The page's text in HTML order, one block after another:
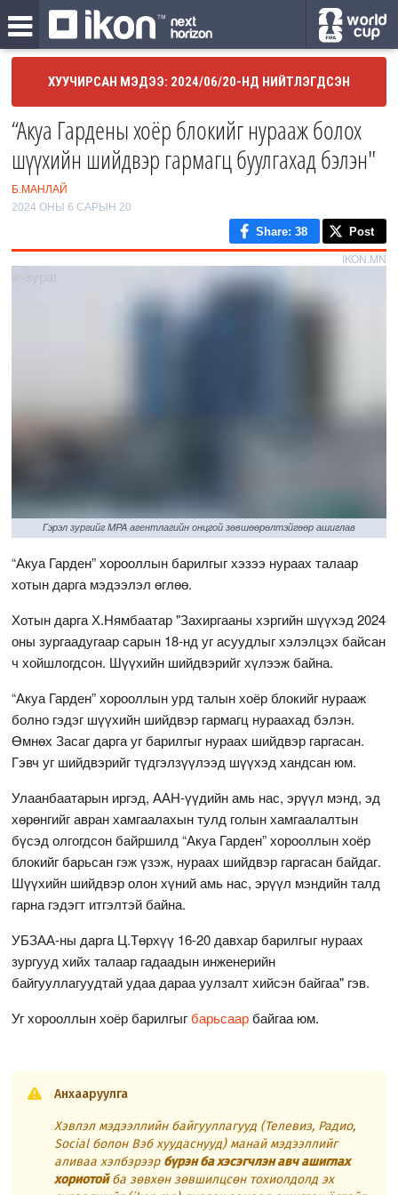
ХУУЧИРСАН МЭДЭЭ: 2024/06/20-НД НИЙТЛЭГДСЭН
“Акуа Гардены хоёр блокийг нурааж болох
шүүхийн шийдвэр гармагц буулгахад бэлэн"
Б.МАНЛАЙ
2024 ОНЫ 6 САРЫН 20
Share: 38 Post
IKON.MN
Гэрэл зургийг MPA агентлагийн онцгой зөвшөөрөлтэйгөөр ашиглав
“Акуа Гарден” хорооллын барилгыг хэзээ нураах талаар
хотын дарга мэдээлэл өглөө.
Хотын дарга Х.Нямбаатар "Захиргааны хэргийн шүүхэд 2024
оны зургаадугаар сарын 18-нд уг асуудлыг хэлэлцэх байсан
ч хойшлогдсон. Шүүхийн шийдвэрийг хүлээж байна.
“Акуа Гарден” хорооллын урд талын хоёр блокийг нурааж
болно гэдэг шүүхийн шийдвэр гармагц нураахад бэлэн.
Өмнөх Засаг дарга уг барилгыг нураах шийдвэр гаргасан.
Гэвч уг шийдвэрийг түдгэлзүүлээд шүүхэд хандсан юм.
Улаанбаатарын иргэд, ААН-үүдийн амь нас, эрүүл мэнд, эд
хөрөнгийг авран хамгаалахын тулд голын хамгаалалтын
бүсэд олгогдсон байршилд “Акуа Гарден” хорооллын хоёр
блокийг барьсан гэж үзэж, нураах шийдвэр гаргасан байдаг.
Шүүхийн шийдвэр олон хүний амь нас, эрүүл мэндийн талд
гарна гэдэгт итгэлтэй байна.
УБЗАА-ны дарга Ц.Төрхүү 16-20 давхар барилгыг нураах
зургууд хийх талаар гадаадын инженерийн
байгууллагуудтай удаа дараа уулзалт хийсэн байгаа" гэв.
Уг хорооллын хоёр барилгыгбарьсаарбайгаа юм.
Анхааруулга
Хэвлэл мэдээллийн байгууллагууд (Телевиз, Радио,
Social болон Вэб хуудаснууд) манай мэдээллийг
аливаа хэлбэрээр бүрэн ба хэсэгчлэн авч ашиглах
хориотойба зөвхөн зөвшилцсөн тохиолдолд эх